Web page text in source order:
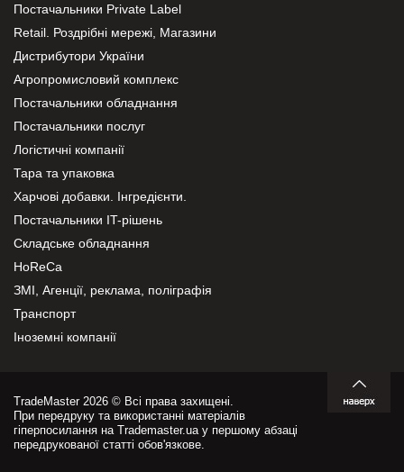
Постачальники Private Label
Retail. Роздрібні мережі, Магазини
Дистрибутори України
Агропромисловий комплекс
Постачальники обладнання
Постачальники послуг
Логістичні компанії
Тара та упаковка
Харчові добавки. Інгредієнти.
Постачальники IT-рішень
Складське обладнання
HoReCa
ЗМІ, Агенції, реклама, поліграфія
Транспорт
Іноземні компанії
TradeMaster 2026 © Всі права захищені.
При передруку та використанні матеріалів
гіперпосилання на Trademaster.ua у першому абзаці
передрукованої статті обов'язкове.